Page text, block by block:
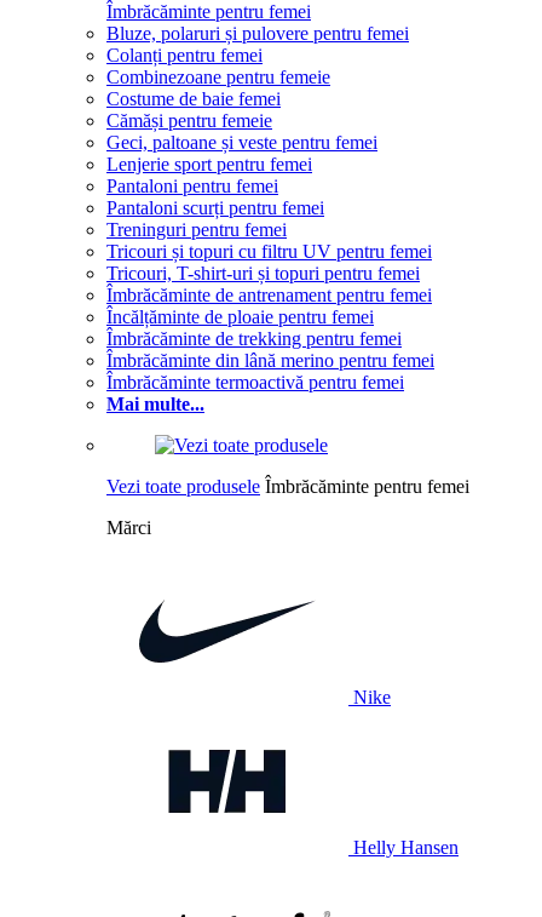
Îmbrăcăminte pentru femei
Bluze, polaruri și pulovere pentru femei
Colanți pentru femei
Combinezoane pentru femeie
Costume de baie femei
Cămăși pentru femeie
Geci, paltoane și veste pentru femei
Lenjerie sport pentru femei
Pantaloni pentru femei
Pantaloni scurți pentru femei
Treninguri pentru femei
Tricouri și topuri cu filtru UV pentru femei
Tricouri, T-shirt-uri și topuri pentru femei
Îmbrăcăminte de antrenament pentru femei
Încălțăminte de ploaie pentru femei
Îmbrăcăminte de trekking pentru femei
Îmbrăcăminte din lână merino pentru femei
Îmbrăcăminte termoactivă pentru femei
Mai multe...
Vezi toate produsele Îmbrăcăminte pentru femei
Mărci
Nike
Helly Hansen